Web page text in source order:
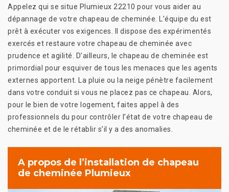
Appelez qui se situe Plumieux 22210 pour vous aider au
dépannage de votre chapeau de cheminée. L’équipe du est
prêt à exécuter vos exigences. Il dispose des expérimentés
exercés et restaure votre chapeau de cheminée avec
prudence et agilité. D’ailleurs, le chapeau de cheminée est
primordial pour esquiver de tous les menaces que les agents
externes apportent. La pluie ou la neige pénètre facilement
dans votre conduit si vous ne placez pas ce chapeau. Alors,
pour le bien de votre logement, faites appel à des
professionnels du pour contrôler l’état de votre chapeau de
cheminée et de le rétablir s’il y a des anomalies.
A propos de l’installation de chapeau
de cheminée Plumieux